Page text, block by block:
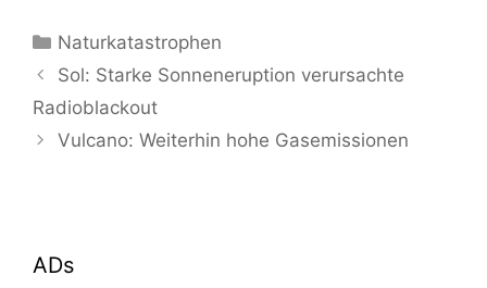
Kategorien
Naturkatastrophen
Sol: Starke Sonneneruption verursachte
Radioblackout
Vulcano: Weiterhin hohe Gasemissionen
ADs